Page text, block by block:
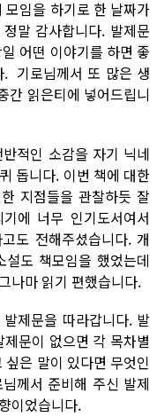
임을 하기로 한 날짜가
말 감사합니다. 발제문
어떤 이야기를 하면 좋
. 기로님께서 또 많은 생
간 읽은티에 넣어드립니
적인 소감을 자기 닉네
돕니다. 이번 책에 대한
지점들을 관찰하듯 잘
에 너무 인기도서여서
도 전해주셨습니다. 개
도 책모임을 했었는데
나마 읽기 편했습니다.
제문을 따라갑니다. 발
문이 없으면 각 목차별
은 말이 있다면 무엇인
께서 준비해 주신 발제
이었습니다.